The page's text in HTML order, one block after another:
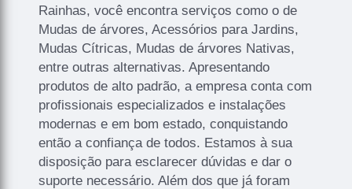
Rainhas, você encontra serviços como o de
Mudas de árvores, Acessórios para Jardins,
Mudas Cítricas, Mudas de árvores Nativas,
entre outras alternativas. Apresentando
produtos de alto padrão, a empresa conta com
profissionais especializados e instalações
modernas e em bom estado, conquistando
então a confiança de todos. Estamos à sua
disposição para esclarecer dúvidas e dar o
suporte necessário. Além dos que já foram